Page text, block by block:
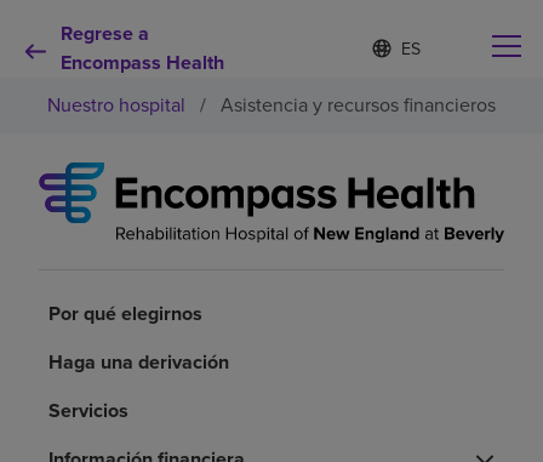
Regrese a
Encompass Health
Lista
de
idiomas
contraída
d
o
s
e
e
Por qué debe elegirnos
Pacientes y cuidadores
Recursos de salud
Nuestro hospital / Asistencia y recursos financieros
Por qué elegirnos
Haga una derivación
Servicios